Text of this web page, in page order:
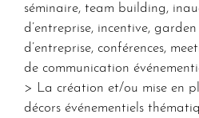
séminaire, team building,
d’entreprise, incentive,
d’entreprise, conférences,
de communication
> La création et/ou mise en
décors événementiels